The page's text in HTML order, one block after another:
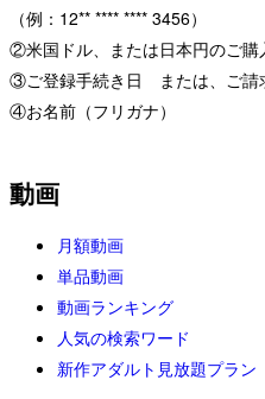
（例：12** **** **** 3456）
②米国ドル、または日本円のご購
③ご登録手続き日 または、ご請
④お名前（フリガナ）
動画
月額動画
単品動画
動画ランキング
人気の検索ワード
新作アダルト見放題プラン